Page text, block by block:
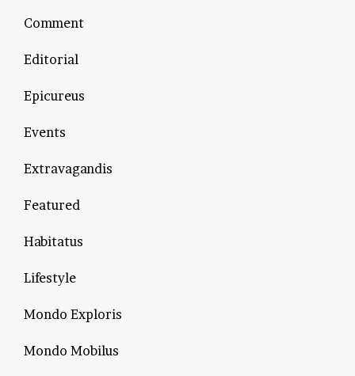
Comment
Editorial
Epicureus
Events
Extravagandis
Featured
Habitatus
Lifestyle
Mondo Exploris
Mondo Mobilus